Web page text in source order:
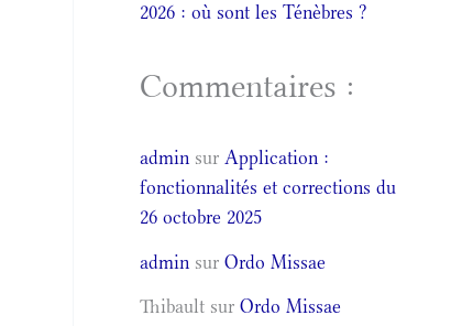
2026 : où sont les Ténèbres ?
Commentaires :
admin surApplication :
fonctionnalités et corrections du
26 octobre 2025
admin surOrdo Missae
Thibault surOrdo Missae